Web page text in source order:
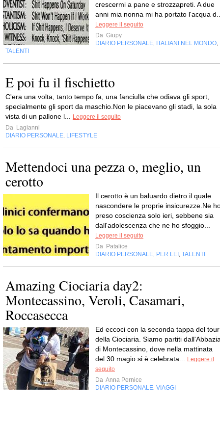
crescermi a pane e strozzapreti. A due
anni mia nonna mi ha portato l'acqua
Leggere il seguito
Da Giupy
DIARIO PERSONALE
ITALIANI NEL MONDO
TALENTI
E poi fu il fischietto
C'era una volta, tanto tempo fa, una fanciulla che odiava gli sport,
specialmente gli sport da maschio.Non le piacevano gli stadi, la sola
vista di un pallone l...
Leggere il seguito
Da Lagianni
DIARIO PERSONALE LIFESTYLE
Mettendoci una pezza o, meglio, un
cerotto
Il cerotto è un baluardo dietro il quale
nascondere le proprie insicurezze.Ne
preso coscienza solo ieri, sebbene sia
dall'adolescenza che ne ho sfoggio...
Leggere il seguito
Da Patalice
DIARIO PERSONALE PER LEI TALENTI
Amazing Ciociaria day2:
Montecassino, Veroli, Casamari,
Roccasecca
Ed eccoci con la seconda tappa del tour
della Ciociaria. Siamo partiti
di Montecassino, dove nella mattinata
del 30 magio si è celebrata...
Leggere il
seguito
Da Anna Pernice
DIARIO PERSONALE VIAGGI